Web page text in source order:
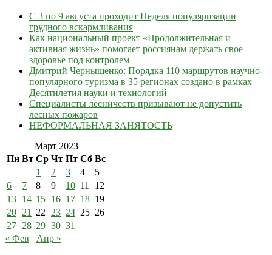
С 3 по 9 августа проходит Неделя популяризации
грудного вскармливания
Как национальный проект «Продолжительная и
активная жизнь» помогает россиянам держать свое
здоровье под контролем
Дмитрий Чернышенко: Порядка 110 маршрутов научно-
популярного туризма в 35 регионах создано в рамках
Десятилетия науки и технологий
Специалисты лесничеств призывают не допустить
лесных пожаров
НЕФОРМАЛЬНАЯ ЗАНЯТОСТЬ
Март 2023
Пн Вт Ср Чт Пт Сб Вс
1
2 3 4
5
6
7 8 9 10 11
12
13 14 15 16 17 18 19
20 21 22 23 24 25 26
27 28 29 30 31
« Фев
Апр »